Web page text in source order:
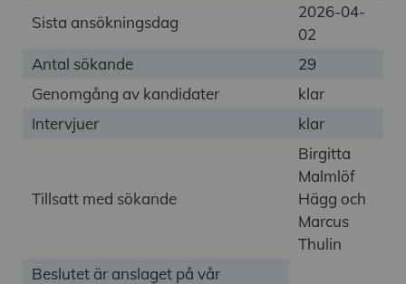
Sista ansökningsdag
2026-04-
02
Antal sökande
29
Genomgång av kandidater
klar
Intervjuer
klar
Tillsatt med sökande
Birgitta
Malmlöf
Hägg och
Marcus
Thulin
Beslutet är anslaget på vår